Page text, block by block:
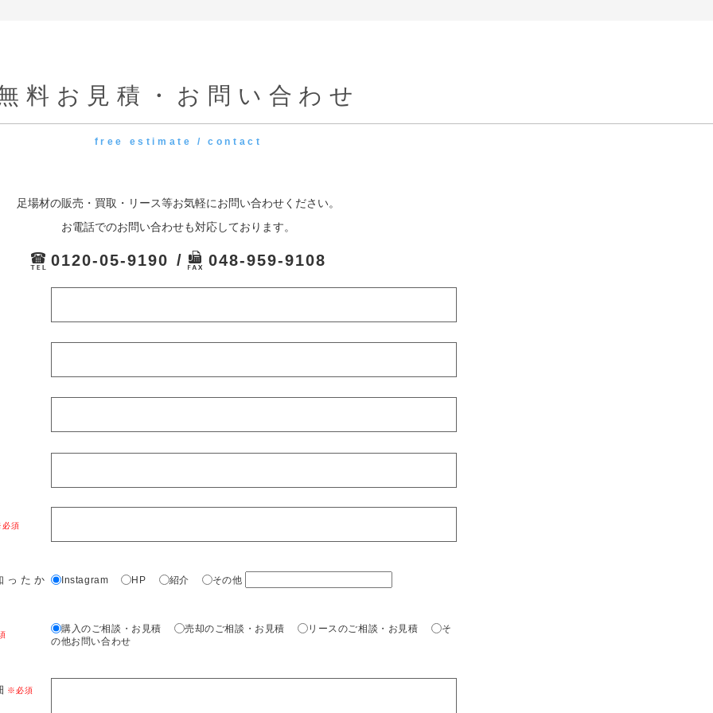
料お見積・お問い合わせ
free estimate / contact
足場材の販売・買取・リース等お気軽にお問い合わせください。
お電話でのお問い合わせも対応しております。
0120-05-9190 048-959-9108
ったか Instagram HP 紹介 その他
購入のご相談・お見積 売却のご相談・お見積 リースのご相談・お見積
そ
の他お問い合わせ